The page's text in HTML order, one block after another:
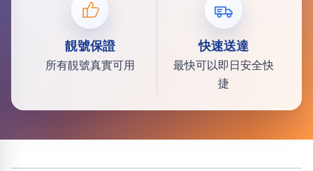
靚號保證
所有靚號真實可用
快速送達
最快可以即日安全快
捷